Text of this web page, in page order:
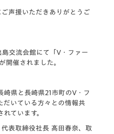
声援いただきありがとうご
交流会館にて「V・ファー
開催されました。
崎県と長崎県21市町のV・フ
だいている方々との情報共
ています。
表取締役社長 髙田春奈、取